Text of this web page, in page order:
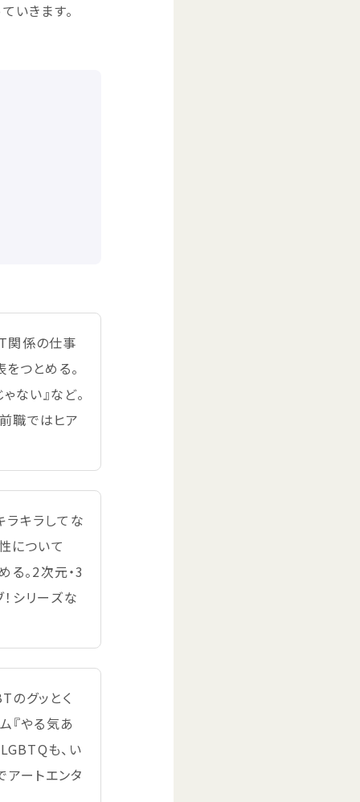
いきます。
関係の仕事
をつとめる。
ない』など。
前職ではヒア
ラキラしてな
について
る。2次元・3
！シリーズな
のグッとく
『やる気あ
も、い
アートエンタ